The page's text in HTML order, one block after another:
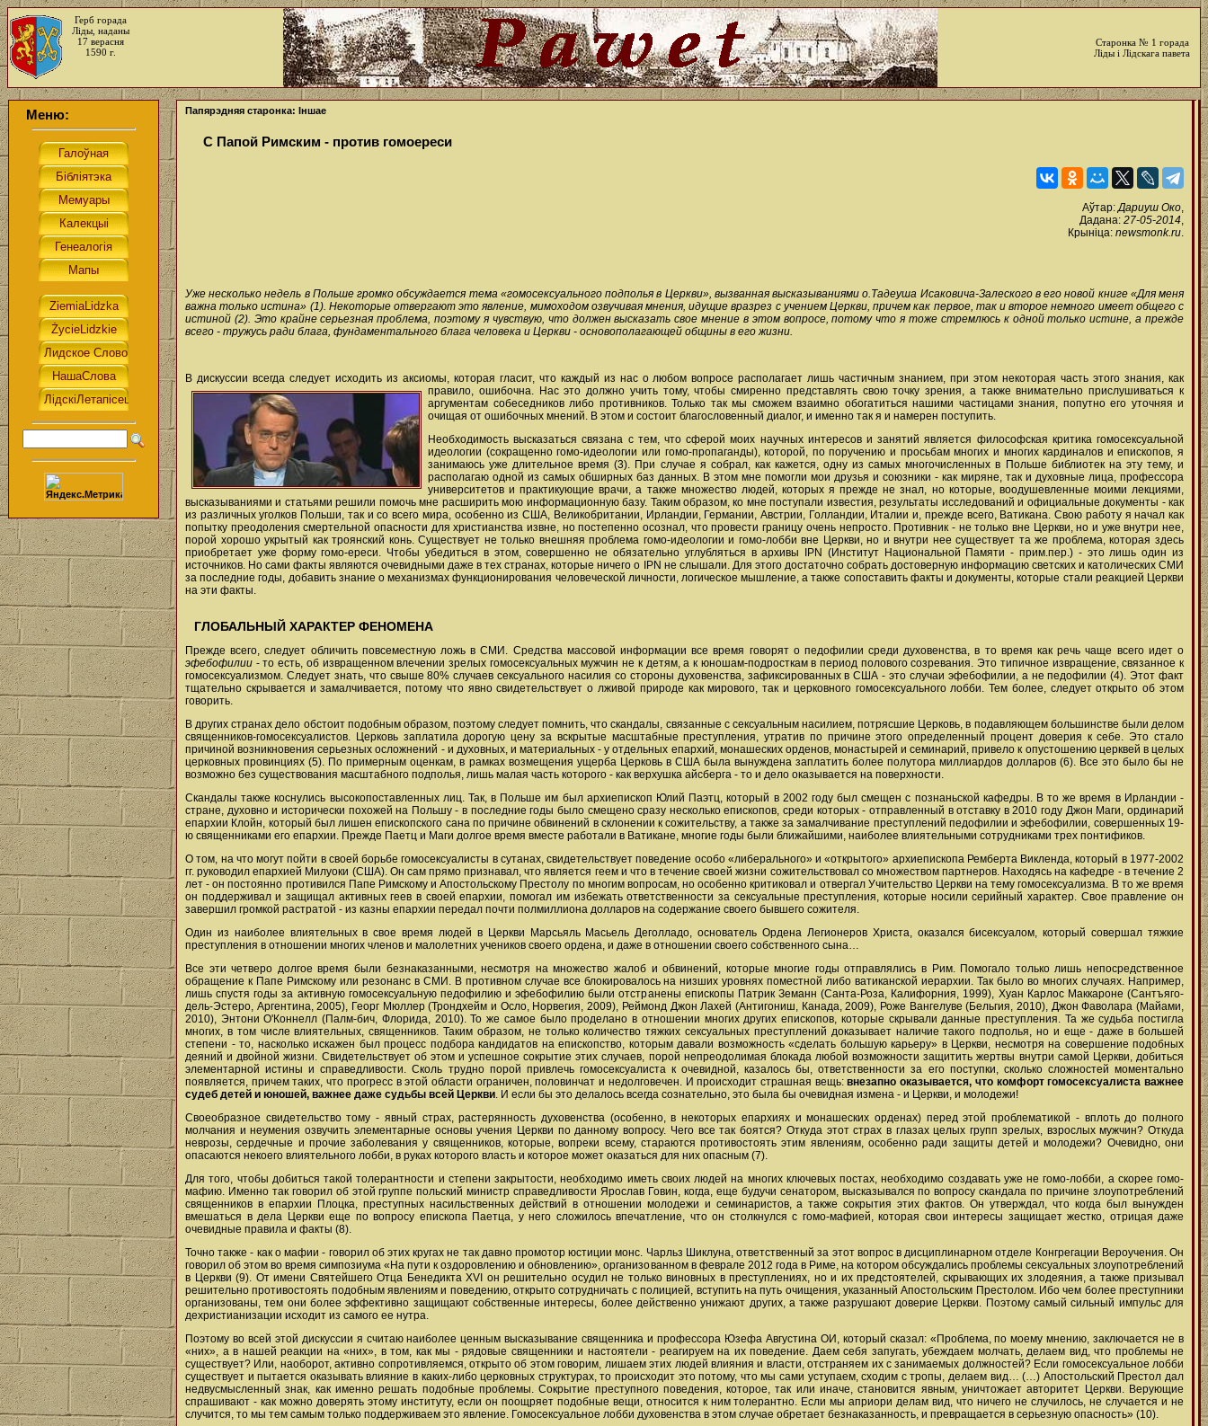
Герб горада
Ліды, наданы
17 верасня
1590 г.
Старонка № 1 горада
Ліды і Лідскага павета
Меню: Папярэдняя старонка: Іншае
С Папой Римским - против гомоереси
Аўтар:Дариуш Око,
Дадана: 27-05-2014,
Крыніца: newsmonk.ru.
Уже несколько недель в Польше громко обсуждается тема «гомосексуального подполья в Церкви», вызванная высказываниями о.Тадеуша Исаковича-Залеского в его новой книге «Для меня
важна только истина» (1). Некоторые отвергают это явление, мимоходом озвучивая мнения, идущие вразрез с учением Церкви, причем как первое, так и второе немного имеет общего с
истиной (2). Это крайне серьезная проблема, поэтому я чувствую, что должен высказать свое мнение в этом вопросе, потому что я тоже стремлюсь к одной только истине, а прежде
всего - тружусь ради блага, фундаментального блага человека и Церкви - основополагающей общины в его жизни.
В дискуссии всегда следует исходить из аксиомы, которая гласит, что каждый из нас о любом вопросе располагает лишь частичным знанием, при этом некоторая часть этого знания, как
правило, ошибочна. Нас этодолжно учить тому, чтобы смиренно представлять свою точку зрения, а также внимательно прислушиваться к
аргументам собеседников либо противников. Только так мы сможем взаимно обогатиться нашими частицами знания, попутно его уточняя и
очищая от ошибочных мнений. В этом и состоит благословенный диалог, и именно так я и намерен поступить.
Необходимость высказаться связана с тем, что сферой моих научных интересов и занятий является философская критика гомосексуальной
идеологии (сокращенно гомо-идеологии или гомо-пропаганды), которой, по поручению и просьбам многих и многих кардиналов и епископов, я
занимаюсь уже длительное время (3). При случае я собрал, как кажется, одну из самых многочисленных в Польше библиотек на эту тему, и
располагаю одной из самых обширных баз данных. В этом мне помогли мои друзья и союзники - как миряне, так и духовные лица, профессора
университетов и практикующие врачи, а также множество людей, которых я прежде не знал, но которые, воодушевленные моими лекциями,
высказываниями и статьями решили помочь мне расширить мою информационную базу. Таким образом, ко мне поступали известия, результаты исследований и официальные документы - как
из различных уголков Польши, так и со всего мира, особенно из США, Великобритании, Ирландии, Германии, Австрии, Голландии, Италии и, прежде всего, Ватикана. Свою работу я начал как
попытку преодоления смертельной опасности для христианства извне, но постепенно осознал, что провести границу очень непросто. Противник - не только вне Церкви, но и уже внутри нее,
порой хорошо укрытый как троянский конь. Существует не только внешняя проблема гомо-идеологии и гомо-лобби вне Церкви, но и внутри нее существует та же проблема, которая здесь
приобретает уже форму гомо-ереси. Чтобы убедиться в этом, совершенно не обязательно углубляться в архивы IPN (Институт Национальной Памяти - прим.пер.) - это лишь один из
источников. Но сами факты являются очевидными даже в тех странах, которые ничего о IPN не слышали. Для этого достаточно собрать достоверную информацию светских и католических СМИ
за последние годы, добавить знание о механизмах функционирования человеческой личности, логическое мышление, а также сопоставить факты и документы, которые стали реакцией Церкви
на эти факты.
ГЛОБАЛЬНЫЙ ХАРАКТЕР ФЕНОМЕНА
Прежде всего, следует обличить повсеместную ложь в СМИ. Средства массовой информации все время говорят о педофилии среди духовенства, в то время как речь чаще всего идет о
эфебофилии - то есть, об извращенном влечении зрелых гомосексуальных мужчин не к детям, а к юношам-подросткам в период полового созревания. Это типичное извращение, связанное к
гомосексуализмом. Следует знать, что свыше 80% случаев сексуального насилия со стороны духовенства, зафиксированных в США - это случаи эфебофилии, а не педофилии (4). Этот факт
тщательно скрывается и замалчивается, потому что явно свидетельствует о лживой природе как мирового, так и церковного гомосексуального лобби. Тем более, следует открыто об этом
говорить.
В других странах дело обстоит подобным образом, поэтому следует помнить, что скандалы, связанные с сексуальным насилием, потрясшие Церковь, в подавляющем большинстве были делом
священников-гомосексуалистов. Церковь заплатила дорогую цену за вскрытые масштабные преступления, утратив по причине этого определенный процент доверия к себе. Это стало
причиной возникновения серьезных осложнений - и духовных, и материальных - у отдельных епархий, монашеских орденов, монастырей и семинарий, привело к опустошению церквей в целых
церковных провинциях (5). По примерным оценкам, в рамках возмещения ущерба Церковь в США была вынуждена заплатить более полутора миллиардов долларов (6). Все это было бы не
возможно без существования масштабного подполья, лишь малая часть которого - как верхушка айсберга - то и дело оказывается на поверхности.
Скандалы также коснулись высокопоставленных лиц. Так, в Польше им был архиепископ Юлий Паэтц, который в 2002 году был смещен с познаньской кафедры. В то же время в Ирландии -
стране, духовно и исторически похожей на Польшу - в последние годы было смещено сразу несколько епископов, среди которых - отправленный в отставку в 2010 году Джон Маги, ординарий
епархии Клойн, который был лишен епископского сана по причине обвинений в склонении к сожительству, а также за замалчивание преступлений педофилии и эфебофилии, совершенных 19-
ю священниками его епархии. Прежде Паетц и Маги долгое время вместе работали в Ватикане, многие годы были ближайшими, наиболее влиятельными сотрудниками трех понтификов.
О том, на что могут пойти в своей борьбе гомосексуалисты в сутанах, свидетельствует поведение особо «либерального» и «открытого» архиепископа Ремберта Викленда, который в 1977-2002
гг. руководил епархией Милуоки (США). Он сам прямо признавал, что является геем и что в течение своей жизни сожительствовал со множеством партнеров. Находясь на кафедре - в течение 2
лет - он постоянно противился Папе Римскому и Апостольскому Престолу по многим вопросам, но особенно критиковал и отвергал Учительство Церкви на тему гомосексуализма. В то же время
он поддерживал и защищал активных геев в своей епархии, помогал им избежать ответственности за сексуальные преступления, которые носили серийный характер. Свое правление он
завершил громкой растратой - из казны епархии передал почти полмиллиона долларов на содержание своего бывшего сожителя.
Один из наиболее влиятельных в свое время людей в Церкви Марсьяль Масьель Деголладо, основатель Ордена Легионеров Христа, оказался бисексуалом, который совершал тяжкие
преступления в отношении многих членов и малолетних учеников своего ордена, и даже в отношении своего собственного сына…
Все эти четверо долгое время были безнаказанными, несмотря на множество жалоб и обвинений, которые многие годы отправлялись в Рим. Помогало только лишь непосредственное
обращение к Папе Римскому или резонанс в СМИ. В противном случае все блокировалось на низших уровнях поместной либо ватиканской иерархии. Так было во многих случаях. Например,
лишь спустя годы за активную гомосексуальную педофилию и эфебофилию были отстранены епископы Патрик Земанн (Санта-Роза, Калифорния, 1999), Хуан Карлос Маккароне (Сантъяго-
дель-Эстеро, Аргентина, 2005), Георг Мюллер (Трондхейм и Осло, Норвегия, 2009), Реймонд Джон Лахей (Антигониш, Канада, 2009), Роже Вангелуве (Бельгия, 2010), Джон Фаволара (Майами,
2010), Энтони О'Коннелл (Палм-бич, Флорида, 2010). То же самое было проделано в отношении многих других епископов, которые скрывали данные преступления. Та же судьба постигла
многих, в том числе влиятельных, священников. Таким образом, не только количество тяжких сексуальных преступлений доказывает наличие такого подполья, но и еще - даже в большей
степени - то, насколько искажен был процесс подбора кандидатов на епископство, которым давали возможность «сделать большую карьеру» в Церкви, несмотря на совершение подобных
деяний и двойной жизни. Свидетельствует об этом и успешное сокрытие этих случаев, порой непреодолимая блокада любой возможности защитить жертвы внутри самой Церкви, добиться
элементарной истины и справедливости. Сколь трудно порой привлечь гомосексуалиста к очевидной, казалось бы, ответственности за его поступки, сколько сложностей моментально
появляется, причем таких, что прогресс в этой области ограничен, половинчат и недолговечен. И происходит страшная вещь:внезапно оказывается, что комфорт гомосексуалиста важнее
судеб детей и юношей, важнее даже судьбы всей Церкви. И если бы это делалось всегда сознательно, это была бы очевидная измена - и Церкви, и молодежи!
Своеобразное свидетельство тому - явный страх, растерянность духовенства (особенно, в некоторых епархиях и монашеских орденах) перед этой проблематикой - вплоть до полного
молчания и неумения озвучить элементарные основы учения Церкви по данному вопросу. Чего все так боятся? Откуда этот страх в глазах целых групп зрелых, взрослых мужчин? Откуда
неврозы, сердечные и прочие заболевания у священников, которые, вопреки всему, стараются противостоять этим явлениям, особенно ради защиты детей и молодежи? Очевидно, они
опасаются некоего влиятельного лобби, в руках которого власть и которое может оказаться для них опасным (7).
Для того, чтобы добиться такой толерантности и степени закрытости, необходимо иметь своих людей на многих ключевых постах, необходимо создавать уже не гомо-лобби, а скорее гомо-
мафию. Именно так говорил об этой группе польский министр справедливости Ярослав Говин, когда, еще будучи сенатором, высказывался по вопросу скандала по причине злоупотреблений
священников в епархии Плоцка, преступных насильственных действий в отношении молодежи и семинаристов, а также сокрытия этих фактов. Он утверждал, что когда был вынужден
вмешаться в дела Церкви еще по вопросу епископа Паетца, у него сложилось впечатление, что он столкнулся с гомо-мафией, которая свои интересы защищает жестко, отрицая даже
очевидные правила и факты (8).
Точно также - как о мафии - говорил об этих кругах не так давно промотор юстиции монс. Чарльз Шиклуна, ответственный за этот вопрос в дисциплинарном отделе Конгрегации Вероучения. Он
говорил об этом во время симпозиума «На пути к оздоровлению и обновлению», организованном в феврале 2012 года в Риме, на котором обсуждались проблемы сексуальных злоупотреблений
в Церкви (9). От имени Святейшего Отца Бенедикта XVI он решительно осудил не только виновных в преступлениях, но и их предстоятелей, скрывающих их злодеяния, а также призывал
решительно противостоять подобным явлениям и поведению, открыто сотрудничать с полицией, вступить на путь очищения, указанный Апостольским Престолом. Ибо чем более преступники
организованы, тем они более эффективно защищают собственные интересы, более действенно унижают других, а также разрушают доверие Церкви. Поэтому самый сильный импульс для
дехристианизации исходит из самого ее нутра.
Поэтому во всей этой дискуссии я считаю наиболее ценным высказывание священника и профессора Юзефа Августина ОИ, который сказал: «Проблема, по моему мнению, заключается не в
«них», а в нашей реакции на «них», в том, как мы - рядовые священники и настоятели - реагируем на их поведение. Даем себя запугать, убеждаем молчать, делаем вид, что проблемы не
существует? Или, наоборот, активно сопротивляемся, открыто об этом говорим, лишаем этих людей влияния и власти, отстраняем их с занимаемых должностей? Если гомосексуальное лобби
существует и пытается оказывать влияние в каких-либо церковных структурах, то происходит это потому, что мы сами уступаем, сходим с тропы, делаем вид… (…) Апостольский Престол дал
недвусмысленный знак, как именно решать подобные проблемы. Сокрытие преступного поведения, которое, так или иначе, становится явным, уничтожает авторитет Церкви. Верующие
спрашивают - как можно доверять этому институту, если он поощряет подобные вещи, относится к ним толерантно. Если мы априори делам вид, что ничего не случилось, не случается и не
случится, то мы тем самым только поддерживаем это явление. Гомосексуальное лобби духовенства в этом случае обретает безнаказанность, и превращается в серьезную опасность» (10).